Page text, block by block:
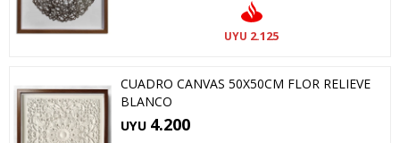
UYU 2.125
CUADRO CANVAS 50X50CM FLOR RELIEVE
BLANCO
UYU 4.200